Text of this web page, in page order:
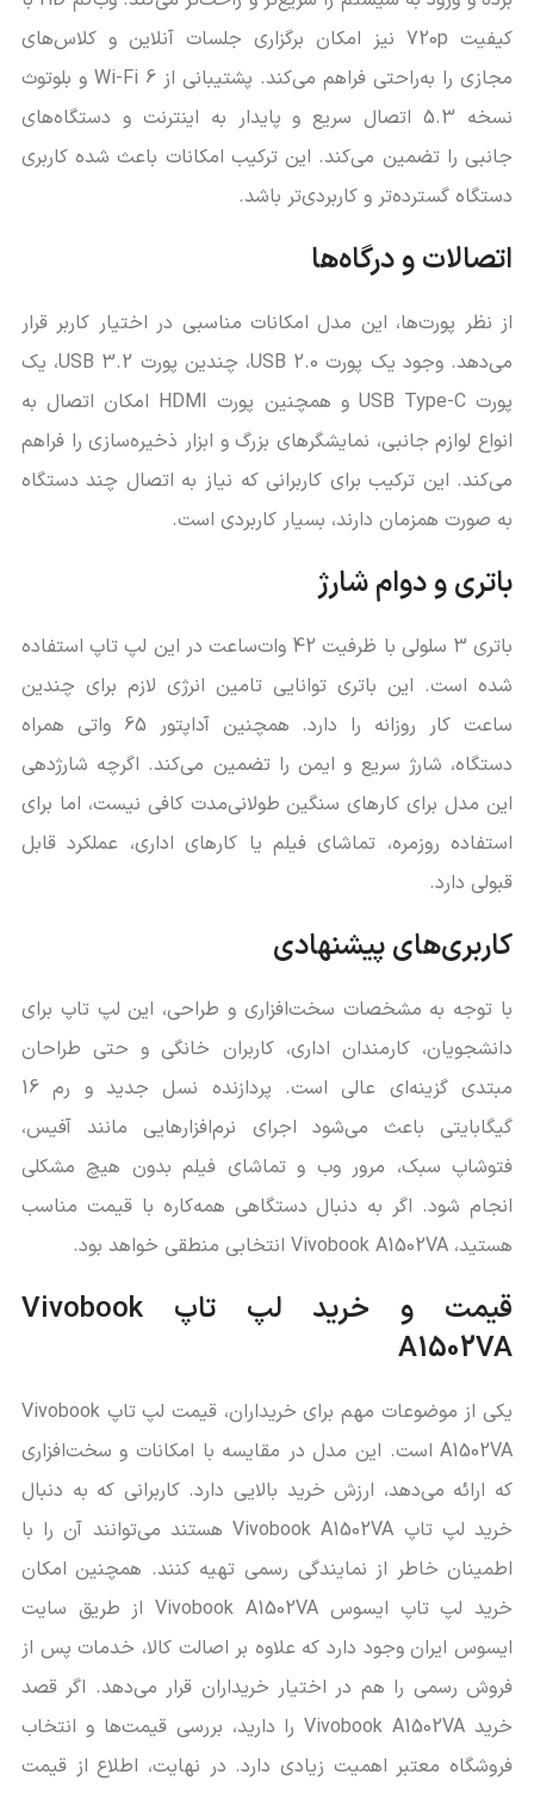
کیفیت 720p نیز امکان برگزاری جلسات آنلاین و کلاس‌های
مجازی را به‌راحتی فراهم می‌کند. پشتیبانی از Wi-Fi 6 و بلوتوث
نسخه 5.3 اتصال سریع و پایدار به اینترنت و دستگاه‌های
جانبی را تضمین می‌کند. این ترکیب امکانات باعث شده کاربری
دستگاه گسترده‌تر و کاربردی‌تر باشد.
اتصالات و درگاه‌ها
از نظر پورت‌ها، این مدل امکانات مناسبی در اختیار کاربر قرار
می‌دهد. وجود یک پورت USB 2.0، چندین پورت USB 3.2، یک
پورت USB Type-C و همچنین پورت HDMI امکان اتصال به
انواع لوازم جانبی، نمایشگرهای بزرگ و ابزار ذخیره‌سازی را فراهم
می‌کند. این ترکیب برای کاربرانی که نیاز به اتصال چند دستگاه
به صورت همزمان دارند، بسیار کاربردی است.
باتری و دوام شارژ
باتری 3 سلولی با ظرفیت 42 وات‌ساعت در این لپ تاپ استفاده
شده است. این باتری توانایی تامین انرژی لازم برای چندین
ساعت کار روزانه را دارد. همچنین آداپتور 65 واتی همراه
دستگاه، شارژ سریع و ایمن را تضمین می‌کند. اگرچه شارژدهی
این مدل برای کارهای سنگین طولانی‌مدت کافی نیست، اما برای
استفاده روزمره، تماشای فیلم یا کارهای اداری، عملکرد قابل
قبولی دارد.
کاربری‌های پیشنهادی
با توجه به مشخصات سخت‌افزاری و طراحی، این لپ تاپ برای
دانشجویان، کارمندان اداری، کاربران خانگی و حتی طراحان
مبتدی گزینه‌ای عالی است. پردازنده نسل جدید و رم 16
گیگابایتی باعث می‌شود اجرای نرم‌افزارهایی مانند آفیس،
فتوشاپ سبک، مرور وب و تماشای فیلم بدون هیچ مشکلی
انجام شود. اگر به دنبال دستگاهی همه‌کاره با قیمت مناسب
هستید، Vivobook A1502VA انتخابی منطقی خواهد بود.
قیمت و خرید لپ تاپ Vivobook
A1502VA
یکی از موضوعات مهم برای خریداران، قیمت لپ تاپ Vivobook
A1502VA است. این مدل در مقایسه با امکانات و سخت‌افزاری
که ارائه می‌دهد، ارزش خرید بالایی دارد. کاربرانی که به دنبال
خرید لپ تاپ Vivobook A1502VA هستند می‌توانند آن را با
اطمینان خاطر از نمایندگی رسمی تهیه کنند. همچنین امکان
خرید لپ تاپ ایسوس Vivobook A1502VA از طریق سایت
ایسوس ایران وجود دارد که علاوه بر اصالت کالا، خدمات پس از
فروش رسمی را هم در اختیار خریداران قرار می‌دهد. اگر قصد
خرید Vivobook A1502VA را دارید، بررسی قیمت‌ها و انتخاب
فروشگاه معتبر اهمیت زیادی دارد. در نهایت، اطلاع از قیمت